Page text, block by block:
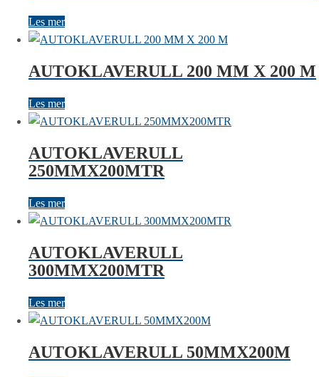
Les mer
AUTOKLAVERULL 200 MM X 200 M
Les mer
AUTOKLAVERULL
250MMX200MTR
Les mer
AUTOKLAVERULL
300MMX200MTR
Les mer
AUTOKLAVERULL 50MMX200M